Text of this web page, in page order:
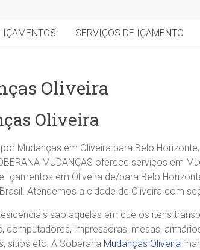
IÇAMENTOS SERVIÇOS DE IÇAMENTO
Oliveira
Oliveira
Mudanças em Oliveira para Belo
MUDANÇAS oferece serviços em
Içamentos em Oliveira de/para Belo
Atendemos a cidade de Oliveira com
são aquelas em que os itens
computadores, impressoras, mesas,
sítios etc. A Soberana Mudanças Oliveira